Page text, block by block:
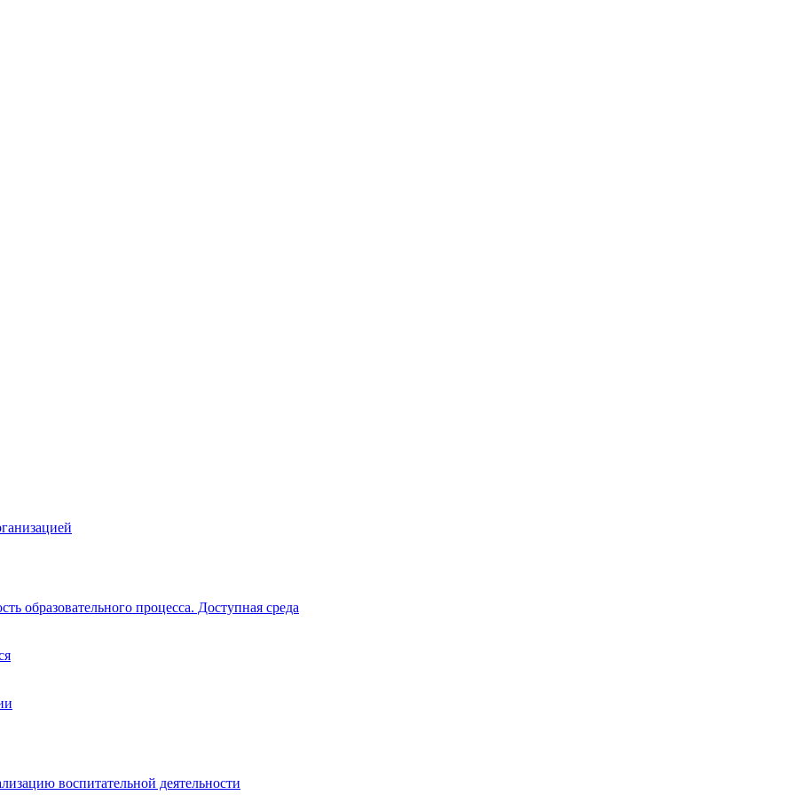
образовательного процесса. Доступная среда
воспитательной деятельности